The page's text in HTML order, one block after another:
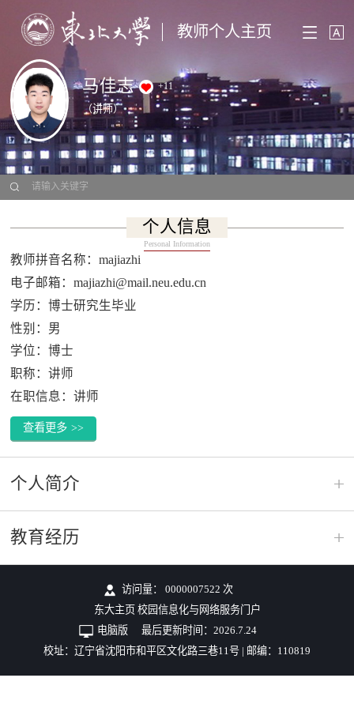
教师个人主页
马佳志 +11
（讲师）
个人信息
Personal Information
教师拼音名称：majiazhi
电子邮箱：majiazhi@mail.neu.edu.cn
学历：博士研究生毕业
性别：男
学位：博士
职称：讲师
在职信息：讲师
查看更多 >>
个人简介
教育经历
访问量： 0000007522 次
东大主页 校园信息化与网络服务门户
电脑版
最后更新时间： 2026 7 24
校址：辽宁省沈阳市和平区文化路三巷11号 | 邮编：110819